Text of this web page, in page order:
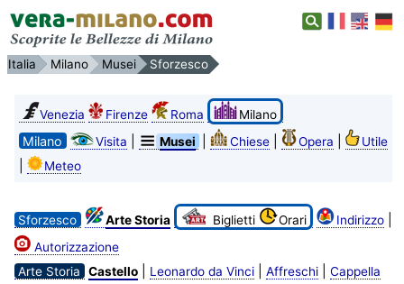
Italia Milano Musei Sforzesco
Venezia Firenze Roma Milano
Milano Visita Musei Chiese| Opera Utile
Meteo
Sforzesco Arte Storia Biglietti Orari Indirizzo|
Autorizzazione
Arte Storia
Castello| Leonardo da Vinci| Affreschi| Cappella